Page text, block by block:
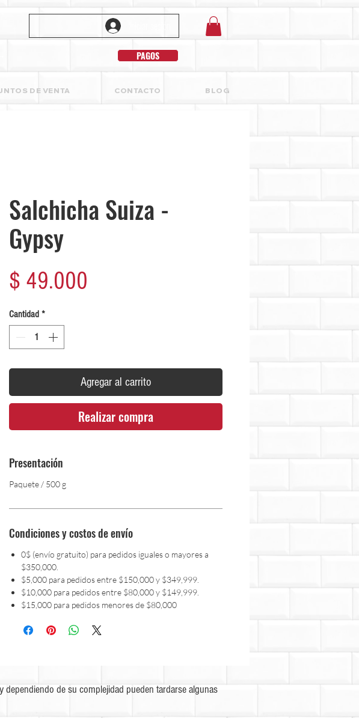
PAGOS
DE VENTA CONTACTO BLOG
Salchicha Suiza -
Gypsy
$ 49.000
Cantidad *
Agregar al carrito
Realizar compra
Presentación
Paquete / 500 g
Condiciones y costos de envío
0$ (envío gratuito) para pedidos iguales o mayores a
$350,000.
$5,000 para pedidos entre $150,000 y $349,999.
$10,000 para pedidos entre $80,000 y $149,999.
$15,000 para pedidos menores de $80,000
dependiendo de su complejidad pueden tardarse algunas